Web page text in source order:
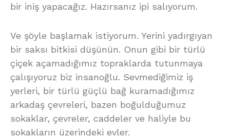
bir iniş yapacağız. Hazırsanız ipi salıyorum.
Ve şöyle başlamak istiyorum. Yerini yadırgıyan
bir saksı bitkisi düşünün. Onun gibi bir türlü
çiçek açamadığımız topraklarda tutunmaya
çalışıyoruz biz insanoğlu. Sevmediğimiz iş
yerleri, bir türlü güçlü bağ kuramadığımız
arkadaş çevreleri, bazen boğulduğumuz
sokaklar, çevreler, caddeler ve haliyle bu
sokakların üzerindeki evler.